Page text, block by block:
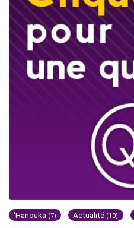
'Hanouka (7) Actualité (10)